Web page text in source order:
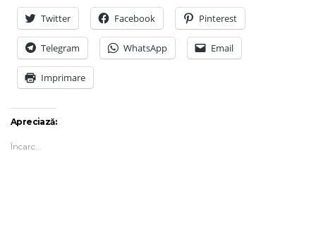
Twitter Facebook Pinterest
Telegram WhatsApp Email
Imprimare
Apreciază:
Încarc...